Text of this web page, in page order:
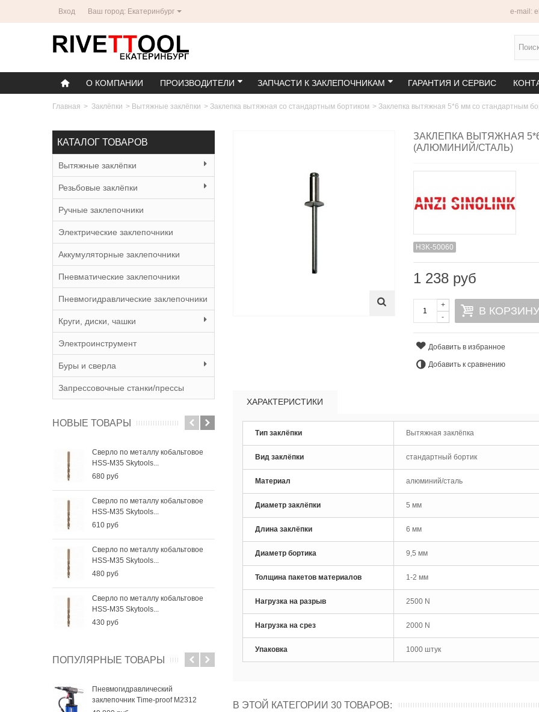
Вход Ваш город: Екатеринбург e-mail:
О КОМПАНИИ ПРОИЗВОДИТЕЛИ ЗАПЧАСТИ К ЗАКЛЕПОЧНИКАМ ГАРАНТИЯ И СЕРВИС
Главная > Заклёпки > Вытяжные заклёпки > Заклепка вытяжная со стандартным бортиком > Заклепка вытяжная 5*6 мм со стандартным
КАТАЛОГ ТОВАРОВ
Вытяжные заклёпки
Резьбовые заклёпки
Ручные заклепочники
Электрические заклепочники
Аккумуляторные заклепочники
Пневматические заклепочники
Пневмогидравлические заклепочники
Круги, диски, чашки
Электроинструмент
Буры и сверла
Запрессовочные станки/прессы
НОВЫЕ ТОВАРЫ
Сверло по металлу кобальтовое
HSS-M35 Skytools...
680 руб
Сверло по металлу кобальтовое
HSS-M35 Skytools...
610 руб
Сверло по металлу кобальтовое
HSS-M35 Skytools...
480 руб
Сверло по металлу кобальтовое
HSS-M35 Skytools...
430 руб
Сверло по металлу кобальтовое
HSS-M35 Skytools...
410 руб
Сверло по металлу кобальтовое
285 руб
Сверло по металлу кобальтовое
256 руб
Сверло по металлу кобальтовое
184 руб
ПОПУЛЯРНЫЕ ТОВАРЫ
Пневмогидравлический
заклепочник Time-proof M2312
ЗАКЛЕПКА ВЫТЯЖНАЯ
(АЛЮМИНИЙ/СТАЛЬ)
H3K-50060
1 238 руб
-
+ В КОРЗИНУ
Добавить в избранное
Добавить к сравнению
ХАРАКТЕРИСТИКИ
Тип заклёпки Вытяжная заклёпка
Вид заклёпки стандартный бортик
Материал алюминий/сталь
Диаметр заклёпки 5 мм
Длина заклёпки 6 мм
Диаметр бортика 9,5 мм
Толщина пакетов материалов 1-2 мм
Нагрузка на разрыв 2500 N
Нагрузка на срез 2000 N
Упаковка 1000 штук
В ЭТОЙ КАТЕГОРИИ 30 ТОВАРОВ: